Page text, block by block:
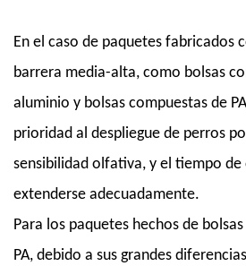
En el caso de paquetes fabricados
barrera media-alta, como bolsas
aluminio y bolsas compuestas de
prioridad al despliegue de perros
sensibilidad olfativa, y el tiempo
extenderse adecuadamente.
Para los paquetes hechos de
PA, debido a sus grandes